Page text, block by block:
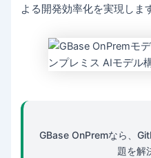
よる開発効率化を実現しま
GBase OnPremなら、
題を解